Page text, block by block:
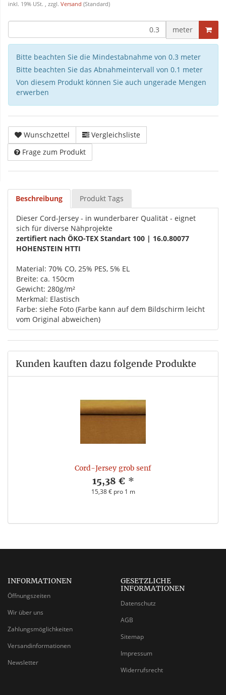
inkl. 19% USt. , zzgl. Versand (Standard)
meter
Bitte beachten Sie die Mindestabnahme von 0.3 meter
Bitte beachten Sie das Abnahmeintervall von 0.1 meter
Von diesem Produkt können Sie auch ungerade Mengen
erwerben
Wunschzettel
Vergleichsliste
Frage zum Produkt
Beschreibung Produkt Tags
Dieser Cord-Jersey - in wunderbarer Qualität - eignet
sich für diverse Nähprojekte
zertifiert nach ÖKO-TEX Standart 100 | 16.0.80077
HOHENSTEIN HTTI
Material: 70% CO, 25% PES, 5% EL
Breite: ca. 150cm
Gewicht: 280g/m²
Merkmal: Elastisch
Farbe: siehe Foto (Farbe kann auf dem Bildschirm leicht
vom Original abweichen)
Kunden kauften dazu folgende Produkte
Cord-Jersey grob senf
15,38 € *
15,38 € pro 1 m
INFORMATIONEN
Öffnungszeiten
Wir über uns
Zahlungsmöglichkeiten
Versandinformationen
Newsletter
GESETZLICHE
INFORMATIONEN
Datenschutz
AGB
Sitemap
Impressum
Widerrufsrecht